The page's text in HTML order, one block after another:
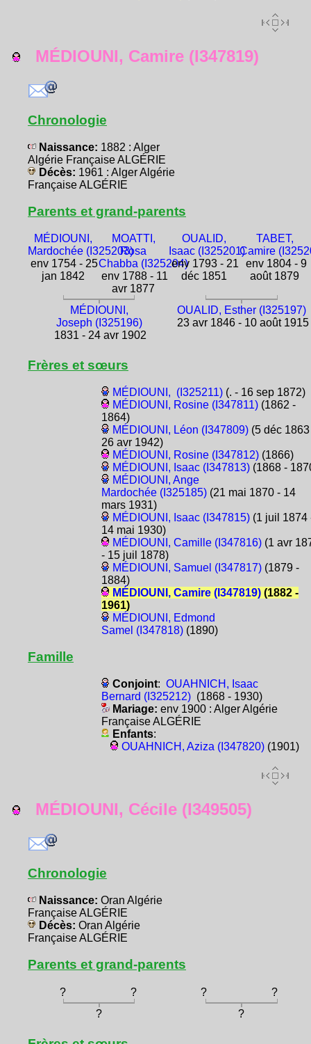
MÉDIOUNI, Camire (I347819)
Chronologie
Naissance: 1882 : Alger
Algérie Française ALGÉRIE
Décès: 1961 : Alger Algérie
Française ALGÉRIE
Parents et grand-parents
MÉDIOUNI,
Mardochée (I325203)
env 1754 - 25
jan 1842
MOATTI,
Rosa
Chabba (I325204)
env 1788 - 11
avr 1877
OUALID,
Isaac (I325201)
env 1793 - 21
déc 1851
TABET,
Camire
env 1804 - 9
août 1879
MÉDIOUNI,
Joseph (I325196)
1831 - 24 avr 1902
OUALID, Esther (I325197)
23 avr 1846 - 10 août 1915
Frères et sœurs
MÉDIOUNI, (I325211)(. - 16 sep 1872)
MÉDIOUNI, Rosine (I347811)(1862 -
1864)
MÉDIOUNI, Léon (I347809)(5 déc 1863
26 avr 1942)
MÉDIOUNI, Rosine (I347812)(1866)
MÉDIOUNI, Isaac (I347813)(1868 -
MÉDIOUNI, Ange
Mardochée (I325185)(21 mai 1870 - 14
mars 1931)
MÉDIOUNI, Isaac (I347815)(1 juil 1874
14 mai 1930)
MÉDIOUNI, Camille (I347816)(1 avr
- 15 juil 1878)
MÉDIOUNI, Samuel (I347817)(1879 -
1884)
MÉDIOUNI, Camire (I347819)(1882 -
1961)
MÉDIOUNI, Edmond
Samel (I347818)(1890)
Famille
Conjoint: OUAHNICH, Isaac
Bernard (I325212)(1868 - 1930)
Mariage: env 1900 : Alger Algérie
Française ALGÉRIE
Enfants:
OUAHNICH, Aziza (I347820)(1901)
MÉDIOUNI, Cécile (I349505)
Chronologie
Naissance: Oran Algérie
Française ALGÉRIE
Décès: Oran Algérie
Française ALGÉRIE
Parents et grand-parents
? ? ?
?
?
?